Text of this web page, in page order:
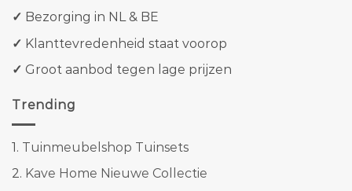
✓ Bezorging in NL & BE
✓ Klanttevredenheid staat voorop
✓ Groot aanbod tegen lage prijzen
Trending
1. Tuinmeubelshop Tuinsets
2. Kave Home Nieuwe Collectie